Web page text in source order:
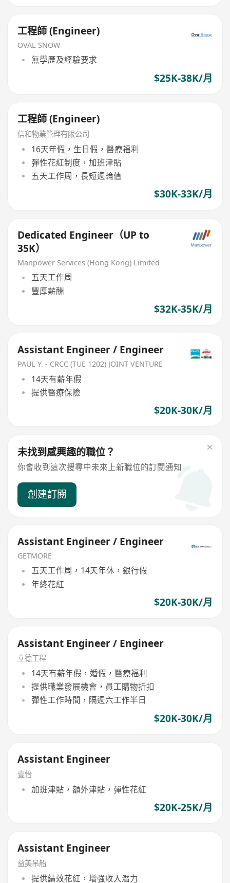
工程師 (Engineer)
OVAL SNOW
無學歷及經驗要求
$25K-38K/月
工程師 (Engineer)
信和物業管理有限公司
16天年假，生日假，醫療福利
彈性花紅制度，加班津貼
五天工作周，長短週輪值
$30K-33K/月
Dedicated Engineer（UP to
35K）
Manpower Services (Hong Kong) Limited
五天工作周
豐厚薪酬
$32K-35K/月
Assistant Engineer / Engineer
PAUL Y. - CRCC (TUE 1202) JOINT VENTURE
14天有薪年假
提供醫療保險
$20K-30K/月
未找到感興趣的職位？
你會收到這次搜尋中未來上新職位的訂閱通知
創建訂閱
Assistant Engineer / Engineer
GETMORE
五天工作周，14天年休，銀行假
年終花紅
$20K-30K/月
Assistant Engineer / Engineer
立德工程
14天有薪年假，婚假，醫療福利
提供職業發展機會，員工購物折扣
彈性工作時間，隔週六工作半日
$20K-30K/月
Assistant Engineer
壹怡
加班津貼，額外津貼，彈性花紅
$20K-25K/月
Assistant Engineer
益美吊船
提供績效花紅，增強收入潛力